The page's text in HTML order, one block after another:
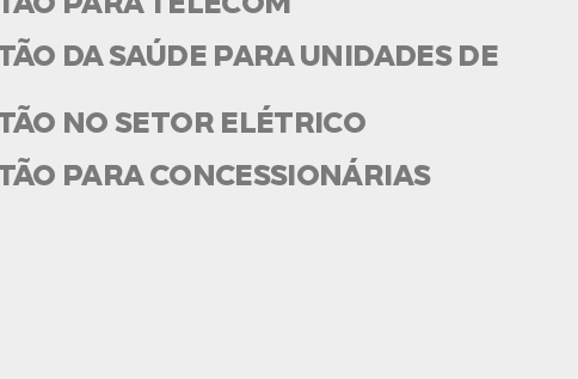
DA SAÚDE PARA UNIDADES DE
NO SETOR ELÉTRICO
PARA CONCESSIONÁRIAS